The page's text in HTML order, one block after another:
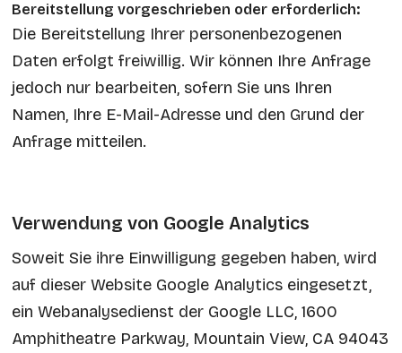
Bereitstellung vorgeschrieben oder erforderlich:
Die Bereitstellung Ihrer personenbezogenen
Daten erfolgt freiwillig. Wir können Ihre Anfrage
jedoch nur bearbeiten, sofern Sie uns Ihren
Namen, Ihre E-Mail-Adresse und den Grund der
Anfrage mitteilen.
Verwendung von Google Analytics
Soweit Sie ihre Einwilligung gegeben haben, wird
auf dieser Website Google Analytics eingesetzt,
ein Webanalysedienst der Google LLC, 1600
Amphitheatre Parkway, Mountain View, CA 94043